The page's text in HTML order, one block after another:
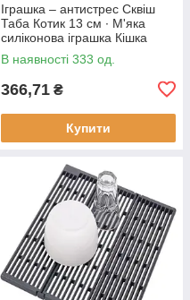
Іграшка – антистрес Сквіш
Таба Котик 13 см ∙ М'яка
силіконова іграшка Кішка
В наявності 333 од.
366,71 ₴
Купити